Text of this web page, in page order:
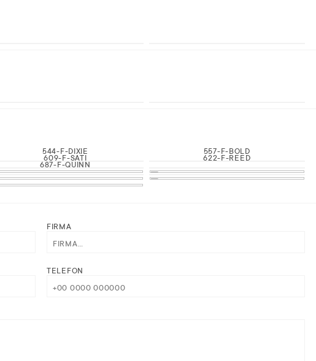
544-F-DIXIE 557-F-BOLD
609-F-SATI 622-F-REED
687-F-QUINN
FIRMA
TELEFON